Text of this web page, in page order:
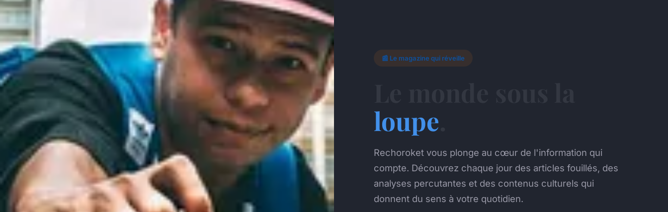
📰 Le magazine qui réveille
loupe
Rechoroket vous plonge au cœur de l'information qui
compte. Découvrez chaque jour des articles fouillés, des
analyses percutantes et des contenus culturels qui
donnent du sens à votre quotidien.